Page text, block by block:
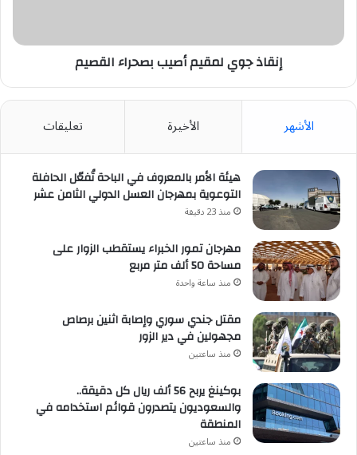
إنقاذ جوي لمقيم أصيب بصحراء القصيم
الأشهر الأخيرة تعليقات
هيئة الأمر بالمعروف في الباحة تُفعّل الحافلة
التوعوية بمهرجان العسل الدولي الثامن عشر
منذ 23 دقيقة
مهرجان تمور الخبراء يستقطب الزوار على
مساحة 50 ألف متر مربع
منذ ساعة واحدة
مقتل جندي سوري وإصابة اثنين برصاص
مجهولين في دير الزور
منذ ساعتين
بوكينغ يربح 56 ألف ريال كل دقيقة..
والسعوديون يتصدرون قوائم استخدامه في
المنطقة
منذ ساعتين